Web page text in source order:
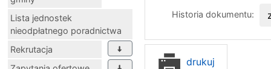
Lista jednostek
nieodpłatnego poradnictwa
Rekrutacja
Historia dokumentu:
drukuj